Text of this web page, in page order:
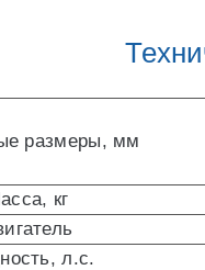
размеры, мм
кг
л.с.